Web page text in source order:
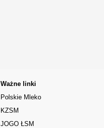
Ważne linki
Polskie Mleko
KZSM
JOGO ŁSM